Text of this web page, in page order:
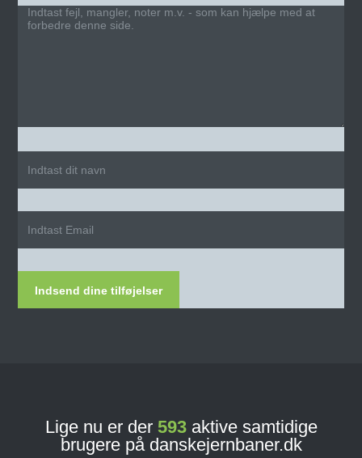
Indsend dine tilføjelser
Lige nu er der 593aktive samtidige
brugere på danskejernbaner.dk